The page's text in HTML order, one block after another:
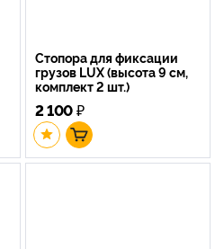
Стопора для фиксации
грузов LUX (высота 9 см,
комплект 2 шт.)
2 100₽